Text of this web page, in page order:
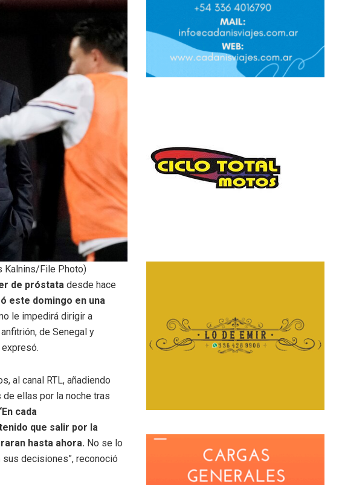
Kalnins/File Photo)
de próstata desde hace
este domingo en una
le impedirá dirigir a
de Senegal y
expresó.
al canal RTL, añadiendo
ellas por la noche tras
cada
que salir por la
hasta ahora. No se lo
decisiones”, reconoció